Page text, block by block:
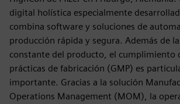
digital holística especialmente
combina software y soluciones de
producción rápida y segura. Además de
constante del producto, el cumplimiento
prácticas de fabricación (GMP) es
importante. Gracias a la solución
Operations Management (MOM), la